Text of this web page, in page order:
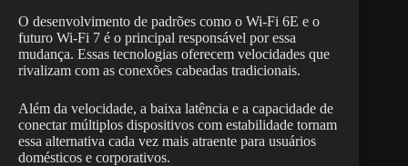
O desenvolvimento de padrões como o Wi-Fi 6E e o
futuro Wi-Fi 7 é o principal responsável por essa
mudança. Essas tecnologias oferecem velocidades que
rivalizam com as conexões cabeadas tradicionais.
Além da velocidade, a baixa latência e a capacidade de
conectar múltiplos dispositivos com estabilidade tornam
essa alternativa cada vez mais atraente para usuários
domésticos e corporativos.